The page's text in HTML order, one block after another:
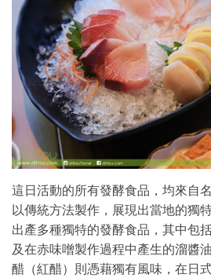
這日活動的所有發酵食品，均來自
以傳統方法製作，展現出當地的獨
出產多種獨特的發酵食品，其中包
及在赤味噌製作過程中產生的溜醬
醋（紅醋）則憑藉獨有風味，在日